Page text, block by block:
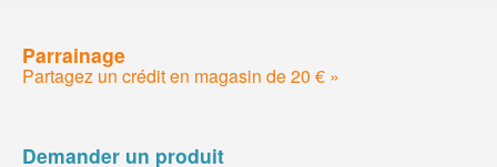
Parrainage
Partagez un crédit en magasin de 20 € »
Demander un produit